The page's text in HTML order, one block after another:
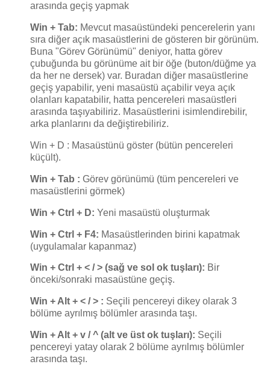
arasında geçiş yapmak
Win + Tab: Mevcut masaüstündeki pencerelerin yanı
sıra diğer açık masaüstlerini de gösteren bir görünüm.
Buna "Görev Görünümü" deniyor, hatta görev
çubuğunda bu görünüme ait bir öğe (buton/düğme ya
da her ne dersek) var. Buradan diğer masaüstlerine
geçiş yapabilir, yeni masaüstü açabilir veya açık
olanları kapatabilir, hatta pencereleri masaüstleri
arasında taşıyabiliriz. Masaüstlerini isimlendirebilir,
arka planlarını da değiştirebiliriz.
Win + D : Masaüstünü göster (bütün pencereleri
küçült).
Win + Tab : Görev görünümü (tüm pencereleri ve
masaüstlerini görmek)
Win + Ctrl + D: Yeni masaüstü oluşturmak
Win + Ctrl + F4: Masaüstlerinden birini kapatmak
(uygulamalar kapanmaz)
Win + Ctrl + < / > (sağ ve sol ok tuşları): Bir
önceki/sonraki masaüstüne geçiş.
Win + Alt + < / > : Seçili pencereyi dikey olarak 3
bölüme ayrılmış bölümler arasında taşı.
Win + Alt + v / ^ (alt ve üst ok tuşları): Seçili
pencereyi yatay olarak 2 bölüme ayrılmış bölümler
arasında taşı.